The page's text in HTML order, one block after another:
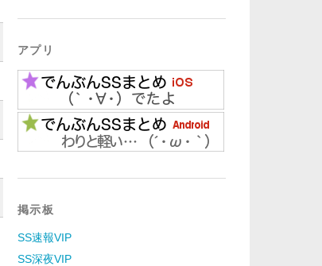
アプリ
掲示板
SS速報VIP
SS深夜VIP